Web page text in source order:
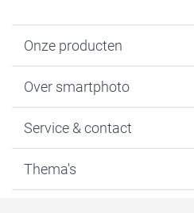
Onze producten
Fotoboeken
Fotocadeaus
Kaarten
Over smartphoto
Vacatures
Bestelproces
Service & contact
Tevredenheidsgarantie
Thema's